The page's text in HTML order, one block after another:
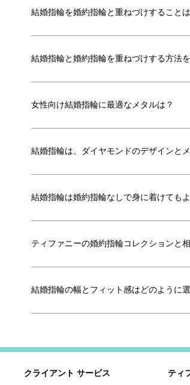
結婚指輪を婚約指輪と重ねづけすること
結婚指輪と婚約指輪を重ねづけする方法
女性向け結婚指輪に最適なメタルは？
結婚指輪は、ダイヤモンドのデザインと
結婚指輪は婚約指輪なしで身に着けても
ティファニーの婚約指輪コレクションと
結婚指輪の幅とフィット感はどのように
クライアント サービス ティ